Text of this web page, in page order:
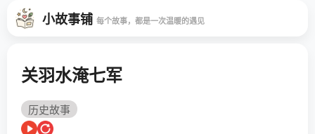
小故事铺 每个故事，都是一次温暖的遇见
关羽水淹七军
历史故事